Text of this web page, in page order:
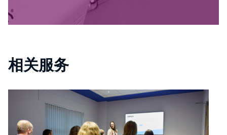
相关服务